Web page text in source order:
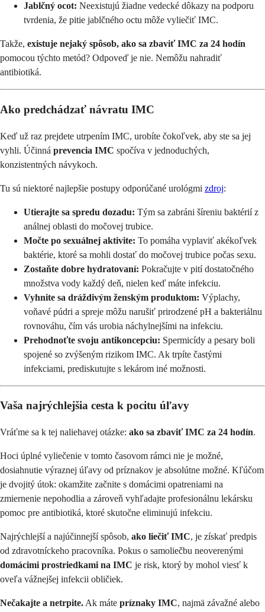
Jablčný ocot: Neexistujú žiadne vedecké dôkazy na podporu
tvrdenia, že pitie jablčného octu môže vyliečiť IMC.
Takže, existuje nejaký spôsob, ako sa zbaviť IMC za 24 hodín
pomocou týchto metód? Odpoveď je nie. Nemôžu nahradiť
antibiotiká.
Ako predchádzať návratu IMC
Keď už raz prejdete utrpením IMC, urobíte čokoľvek, aby ste sa jej
vyhli. Účinná prevencia IMC spočíva v jednoduchých,
konzistentných návykoch.
Tu sú niektoré najlepšie postupy odporúčané urológmi zdroj:
Utierajte sa spredu dozadu: Tým sa zabráni šíreniu baktérií z
análnej oblasti do močovej trubice.
Močte po sexuálnej aktivite: To pomáha vyplaviť akékoľvek
baktérie, ktoré sa mohli dostať do močovej trubice počas sexu.
Zostaňte dobre hydratovaní: Pokračujte v pití dostatočného
množstva vody každý deň, nielen keď máte infekciu.
Vyhnite sa dráždivým ženským produktom: Výplachy,
voňavé púdri a spreje môžu narušiť prirodzené pH a bakteriálnu
rovnováhu, čím vás urobia náchylnejšími na infekciu.
Prehodnoťte svoju antikoncepciu: Spermicídy a pesary boli
spojené so zvýšeným rizikom IMC. Ak trpíte častými
infekciami, prediskutujte s lekárom iné možnosti.
Vaša najrýchlejšia cesta k pocitu úľavy
Vráťme sa k tej naliehavej otázke: ako sa zbaviť IMC za 24 hodín.
Hoci úplné vyliečenie v tomto časovom rámci nie je možné,
dosiahnutie výraznej úľavy od príznakov je absolútne možné. Kľúčom
je dvojitý útok: okamžite začnite s domácimi opatreniami na
zmiernenie nepohodlia a zároveň vyhľadajte profesionálnu lekársku
pomoc pre antibiotiká, ktoré skutočne eliminujú infekciu.
Najrýchlejší a najúčinnejší spôsob, ako liečiť IMC, je získať predpis
od zdravotníckeho pracovníka. Pokus o samoliečbu neoverenými
domácimi prostriedkami na IMC je risk, ktorý by mohol viesť k
oveľa vážnejšej infekcii obličiek.
Nečakajte a netrpite. Ak máte príznaky IMC, najmä závažné alebo